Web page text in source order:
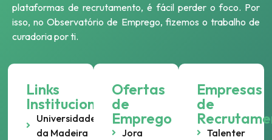
plataformas de recrutamento, é fácil perder o foco. Por
isso, no Observatório de Emprego, fizemos o trabalho de
curadoria por ti.
Links
Institucionais
Universidade
da Madeira
Ofertas
de
Emprego
Jora
Empresas
de
Talenter